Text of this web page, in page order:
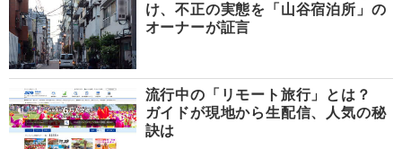
け、不正の実態を「山谷宿泊所」の
オーナーが証言
流行中の「リモート旅行」とは？
ガイドが現地から生配信、人気の秘
訣は